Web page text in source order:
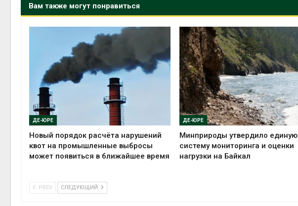
Вам также могут понравиться
ДЕ-ЮРЕ
Новый порядок расчёта нарушений
квот на промышленные выбросы
может появиться в ближайшее время
ДЕ-ЮРЕ
Минприроды утвердило единую
систему мониторинга и оценки
нагрузки на Байкал
PREV СЛЕДУЮЩИЙ